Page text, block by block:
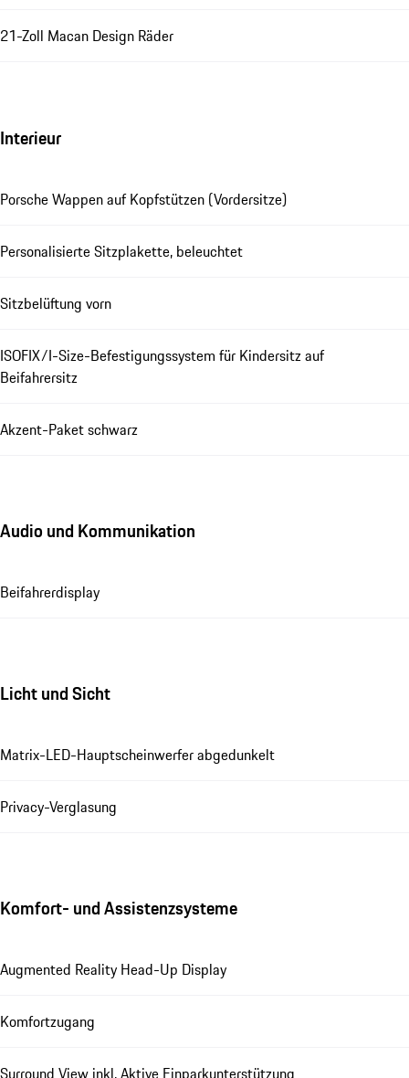
21-Zoll Macan Design Räder
Interieur
Porsche Wappen auf Kopfstützen (Vordersitze)
Personalisierte Sitzplakette, beleuchtet
Sitzbelüftung vorn
ISOFIX/I-Size-Befestigungssystem für Kindersitz auf
Beifahrersitz
Akzent-Paket schwarz
Audio und Kommunikation
Beifahrerdisplay
Licht und Sicht
Matrix-LED-Hauptscheinwerfer abgedunkelt
Privacy-Verglasung
Komfort- und Assistenzsysteme
Augmented Reality Head-Up Display
Komfortzugang
Surround View inkl. Aktive Einparkunterstützung